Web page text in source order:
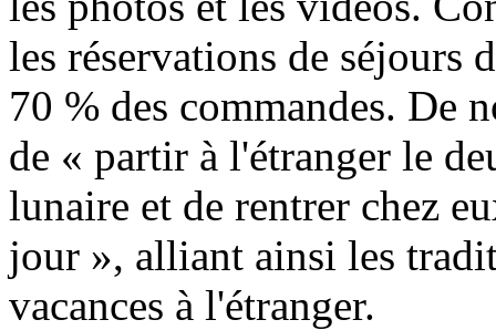
les réservations de séjours
70 % des commandes. De
de « partir à l'étranger le
lunaire et de rentrer chez
jour », alliant ainsi les
vacances à l'étranger.